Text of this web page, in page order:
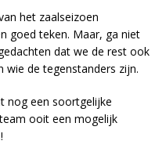
het zaalseizoen
goed teken. Maar, ga niet
dat we de rest ook
de tegenstanders zijn.
nog een soortgelijke
ooit een mogelijk